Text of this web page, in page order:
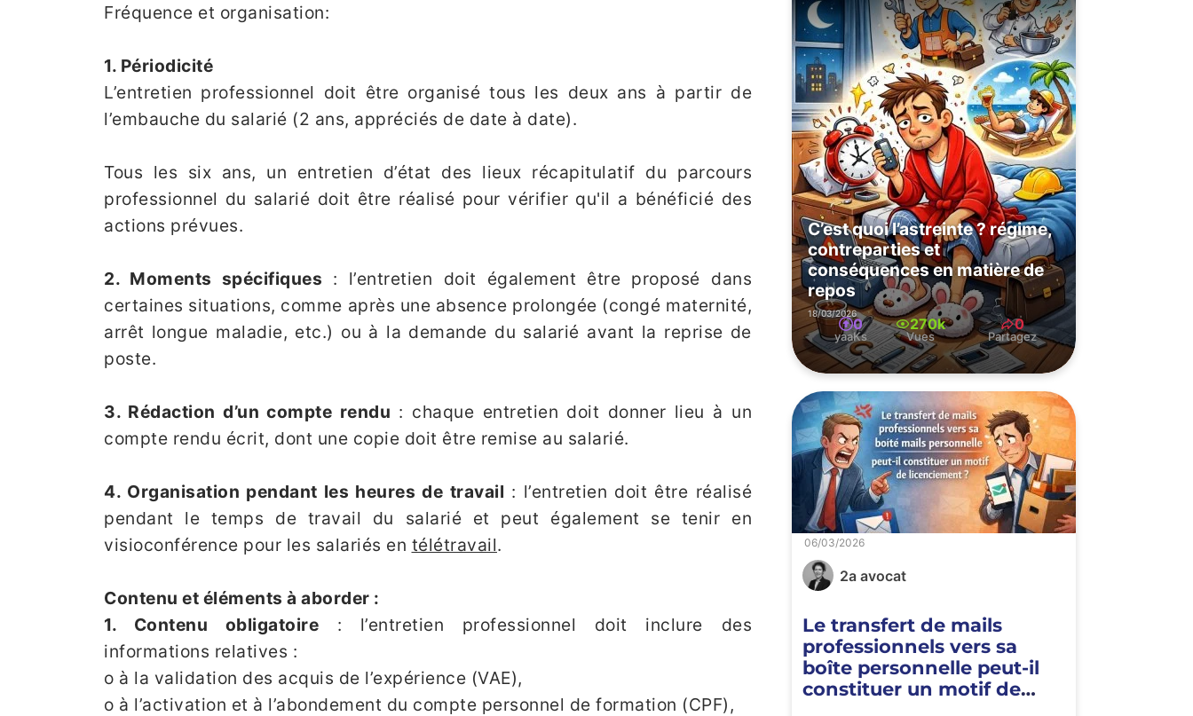
Fréquence et organisation:
1. Périodicité
L’entretien professionnel doit être organisé tous les deux ans à partir de
l’embauche du salarié (2 ans, appréciés de date à date).
Tous les six ans, un entretien d’état des lieux récapitulatif du parcours
professionnel du salarié doit être réalisé pour vérifier qu'il a bénéficié des
actions prévues.
2. Moments spécifiques : l’entretien doit également être proposé dans
certaines situations, comme après une absence prolongée (congé maternité,
arrêt longue maladie, etc.) ou à la demande du salarié avant la reprise de
poste.
3. Rédaction d’un compte rendu : chaque entretien doit donner lieu à un
compte rendu écrit, dont une copie doit être remise au salarié.
4. Organisation pendant les heures de travail : l’entretien doit être réalisé
pendant le temps de travail du salarié et peut également se tenir en
visioconférence pour les salariés en télétravail.
Contenu et éléments à aborder :
1. Contenu obligatoire : l’entretien professionnel doit inclure des
informations relatives :
o à la validation des acquis de l’expérience (VAE),
o à l’activation et à l’abondement du compte personnel de formation (CPF),
18/03/2026
C’est quoi l’astreinte ? régime,
contreparties et
conséquences en matière de
repos
0
yaaKs
270k
Vues
0
Partagez
2a avocat
Le transfert de mails
professionnels vers sa
boîte personnelle peut-il
constituer un motif de
06/03/2026